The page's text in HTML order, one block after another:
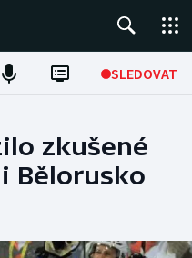
SLEDOVAT
zkušené
Bělorusko